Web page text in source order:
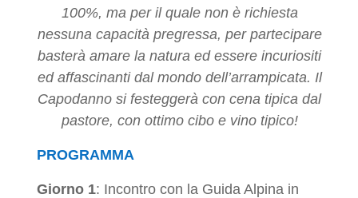
100%, ma per il quale non è richiesta
nessuna capacità pregressa, per partecipare
basterà amare la natura ed essere incuriositi
ed affascinanti dal mondo dell’arrampicata. Il
Capodanno si festeggerà con cena tipica dal
pastore, con ottimo cibo e vino tipico!
PROGRAMMA
Giorno 1: Incontro con la Guida Alpina in